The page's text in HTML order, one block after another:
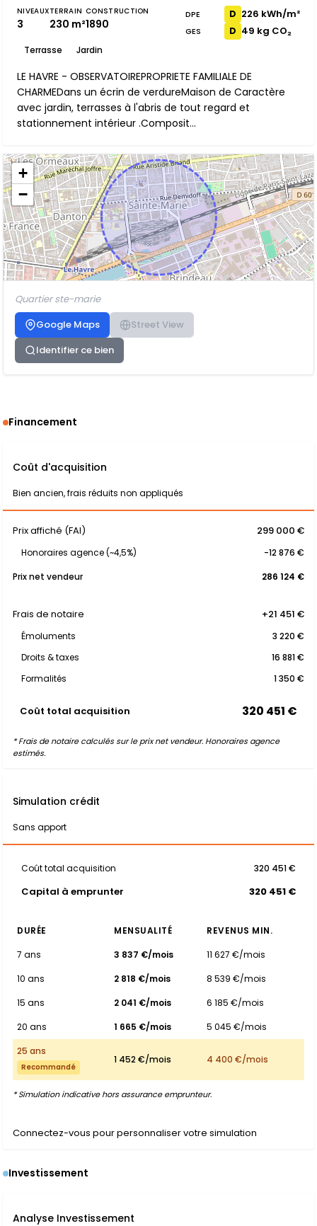
NIVEAUX
3
TERRAIN
230 m²
CONSTRUCTION
1890
Terrasse Jardin
DPE D 226 kWh/m²
GES D 49 kg CO₂
LE HAVRE - OBSERVATOIREPROPRIETE FAMILIALE DE
CHARMEDans un écrin de verdureMaison de Caractère
avec jardin, terrasses à l'abris de tout regard et
stationnement intérieur .Composit...
+
−
Quartier ste-marie
Google Maps
Street View
Identifier ce bien
Financement
Coût d'acquisition
Bien ancien, frais réduits non appliqués
Prix affiché (FAI) 299 000 €
Honoraires agence (~4,5%)
-12 876 €
Prix net vendeur
286 124 €
Frais de notaire +21 451 €
Émoluments
3 220 €
Droits & taxes
16 881 €
Formalités
1 350 €
Coût total acquisition 320 451 €
* Frais de notaire calculés sur le prix net vendeur. Honoraires agence
estimés.
Simulation crédit
Sans apport
Coût total acquisition 320 451 €
Capital à emprunter 320 451 €
DURÉE MENSUALITÉ
REVENUS MIN.
7 ans
3 837 €/mois
11 627 €/mois
10 ans
2 818 €/mois
8 539 €/mois
15 ans
2 041 €/mois
6 185 €/mois
20 ans
1 665 €/mois
5 045 €/mois
25 ans
Recommandé
1 452 €/mois 4 400 €/mois
* Simulation indicative hors assurance emprunteur.
Connectez-vous pour personnaliser votre simulation
Investissement
Analyse Investissement